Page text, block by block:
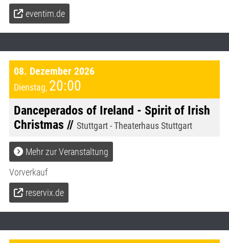
eventim.de
08. Dezember 2026
Dienstag, 20:00
Danceperados of Ireland - Spirit of Irish
Christmas // Stuttgart - Theaterhaus Stuttgart
Mehr zur Veranstaltung
Vorverkauf
reservix.de